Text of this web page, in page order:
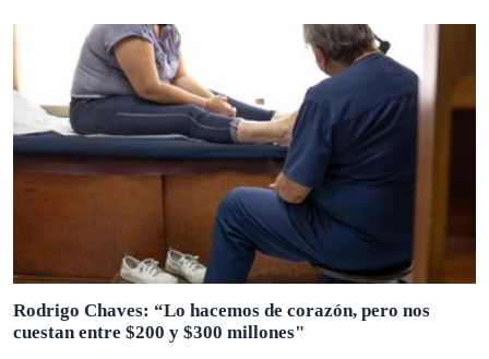
Constitucional de la Corte Suprema de Justicia de
Costa Rica al considerarse que atentaban con los
derechos de las personas refugiadas. El fallo
2023-21440 fue emitido a raíz de …
Rodrigo Chaves: “Lo hacemos de corazón, pero nos
cuestan entre $200 y $300 millones"